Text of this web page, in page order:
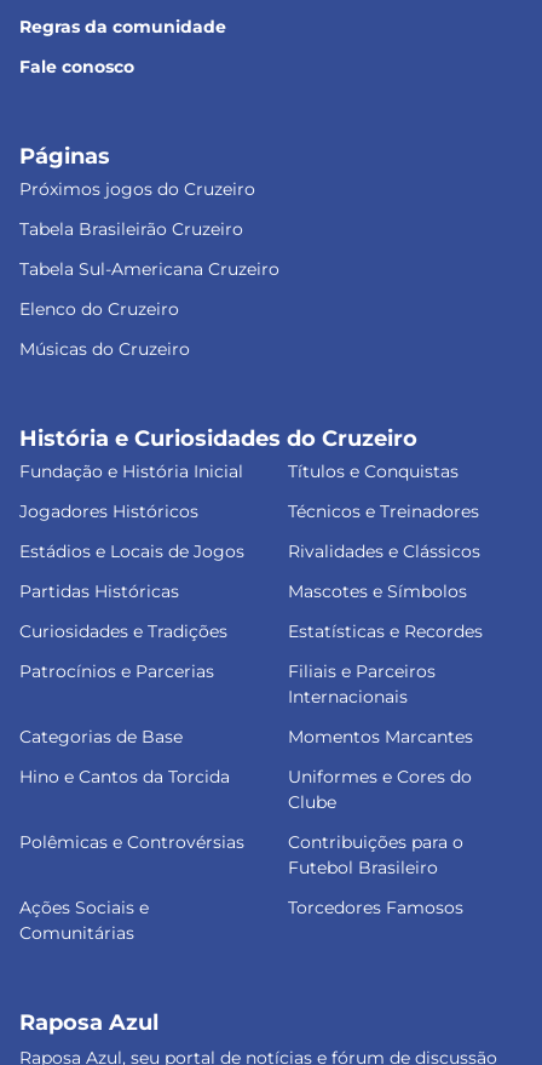
Regras da comunidade
Fale conosco
Páginas
Próximos jogos do Cruzeiro
Tabela Brasileirão Cruzeiro
Tabela Sul-Americana Cruzeiro
Elenco do Cruzeiro
Músicas do Cruzeiro
História e Curiosidades do Cruzeiro
Fundação e História Inicial
Títulos e Conquistas
Jogadores Históricos
Técnicos e Treinadores
Estádios e Locais de Jogos
Rivalidades e Clássicos
Partidas Históricas
Mascotes e Símbolos
Curiosidades e Tradições
Estatísticas e Recordes
Patrocínios e Parcerias
Filiais e Parceiros
Internacionais
Categorias de Base
Momentos Marcantes
Hino e Cantos da Torcida
Uniformes e Cores do
Clube
Polêmicas e Controvérsias
Contribuições para o
Futebol Brasileiro
Ações Sociais e
Comunitárias
Torcedores Famosos
Raposa Azul
Raposa Azul, seu portal de notícias e fórum de discussão